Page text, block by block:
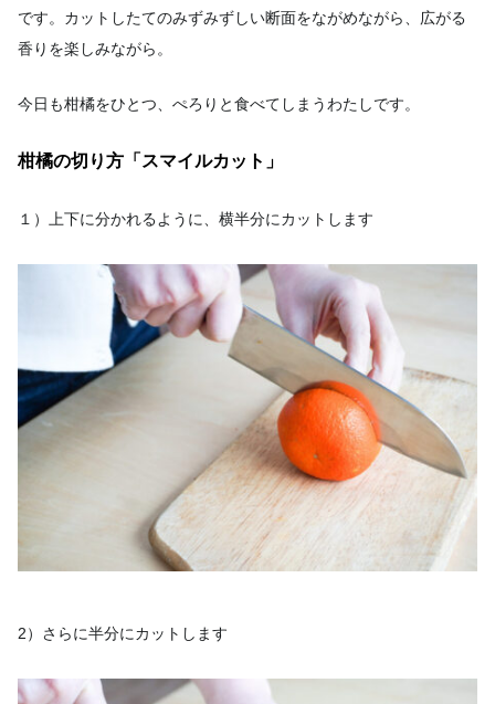
です。カットしたてのみずみずしい断面をながめながら、広がる
香りを楽しみながら。
今日も柑橘をひとつ、ぺろりと食べてしまうわたしです。
柑橘の切り方「スマイルカット」
１）上下に分かれるように、横半分にカットします
2）さらに半分にカットします